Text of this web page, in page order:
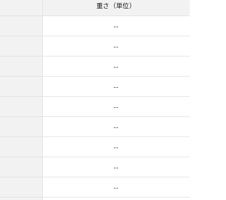
重さ（単位）
--
--
--
--
--
--
--
--
--